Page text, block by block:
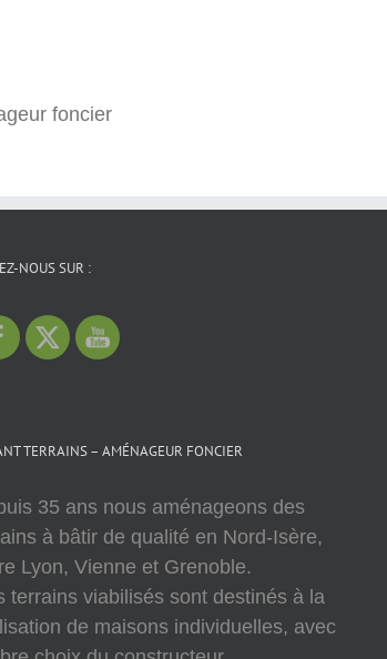
foncier
NOUS SUR :
TERRAINS – AMÉNAGEUR FONCIER
35 ans nous aménageons des
à bâtir de qualité en Nord-Isère,
Lyon, Vienne et Grenoble.
terrains viabilisés sont destinés à la
de maisons individuelles, avec